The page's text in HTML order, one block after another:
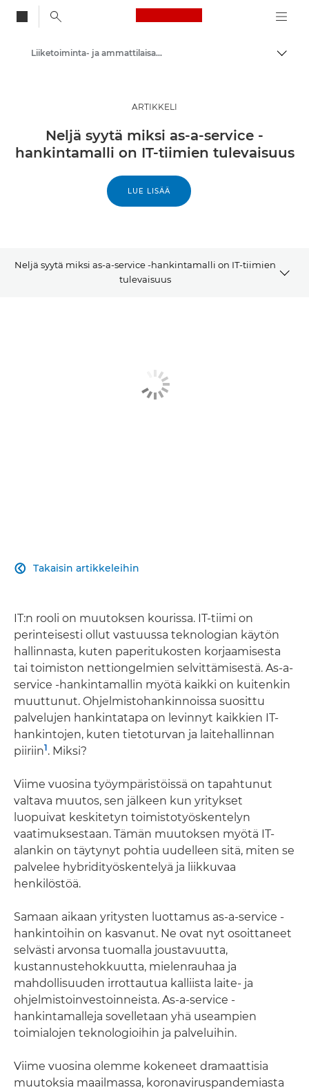
Canon Logo, back
Ajankohtaista
Liiketoiminta- ja ammattilaisartikkelit
ARTIKKELI
Neljä syytä miksi as-a-service -
hankintamalli on IT-tiimien tulevaisuus
LUE LISÄÄ
Neljä syytä miksi as-a-service -hankintamalli on IT-tiimien
tulevaisuus
AIHEESEEN LIITTYVÄT RATKAISUT
Takaisin artikkeleihin

IT:n rooli on muutoksen kourissa. IT-tiimi on
perinteisesti ollut vastuussa teknologian käytön
hallinnasta, kuten paperitukosten korjaamisesta
tai toimiston nettiongelmien selvittämisestä. As-a-
service -hankintamallin myötä kaikki on kuitenkin
muuttunut. Ohjelmistohankinnoissa suosittu
palvelujen hankintatapa on levinnyt kaikkien IT-
hankintojen, kuten tietoturvan ja laitehallinnan
piiriin1. Miksi?
Viime vuosina työympäristöissä on tapahtunut
valtava muutos, sen jälkeen kun yritykset
luopuivat keskitetyn toimistotyöskentelyn
vaatimuksestaan. Tämän muutoksen myötä IT-
alankin on täytynyt pohtia uudelleen sitä, miten se
palvelee hybridityöskentelyä ja liikkuvaa
henkilöstöä.
Samaan aikaan yritysten luottamus as-a-service -
hankintoihin on kasvanut. Ne ovat nyt osoittaneet
selvästi arvonsa tuomalla joustavuutta,
kustannustehokkuutta, mielenrauhaa ja
mahdollisuuden irrottautua kalliista laite- ja
ohjelmistoinvestoinneista. As-a-service -
hankintamalleja sovelletaan yhä useampien
toimialojen teknologioihin ja palveluihin.
Viime vuosina olemme kokeneet dramaattisia
muutoksia maailmassa, koronaviruspandemiasta